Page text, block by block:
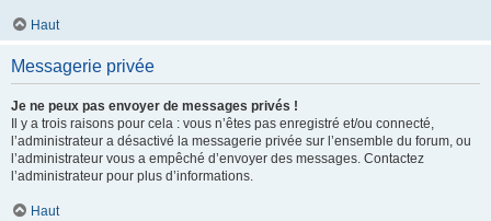
Haut
Messagerie privée
Je ne peux pas envoyer de messages privés !
Il y a trois raisons pour cela : vous n’êtes pas enregistré et/ou connecté,
l’administrateur a désactivé la messagerie privée sur l’ensemble du forum, ou
l’administrateur vous a empêché d’envoyer des messages. Contactez
l’administrateur pour plus d’informations.
Haut